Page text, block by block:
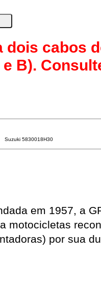
dois cabos
B).
Suzuki 5830018H30
em 1957, a
motocicletas
por sua